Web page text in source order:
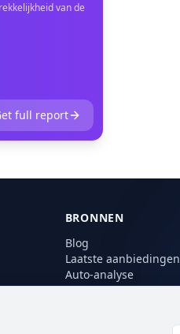
van de
full report
BRONNEN
Blog
Laatste aanbiedingen
Auto-analyse